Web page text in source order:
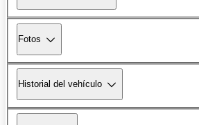
Fotos
Historial del vehículo